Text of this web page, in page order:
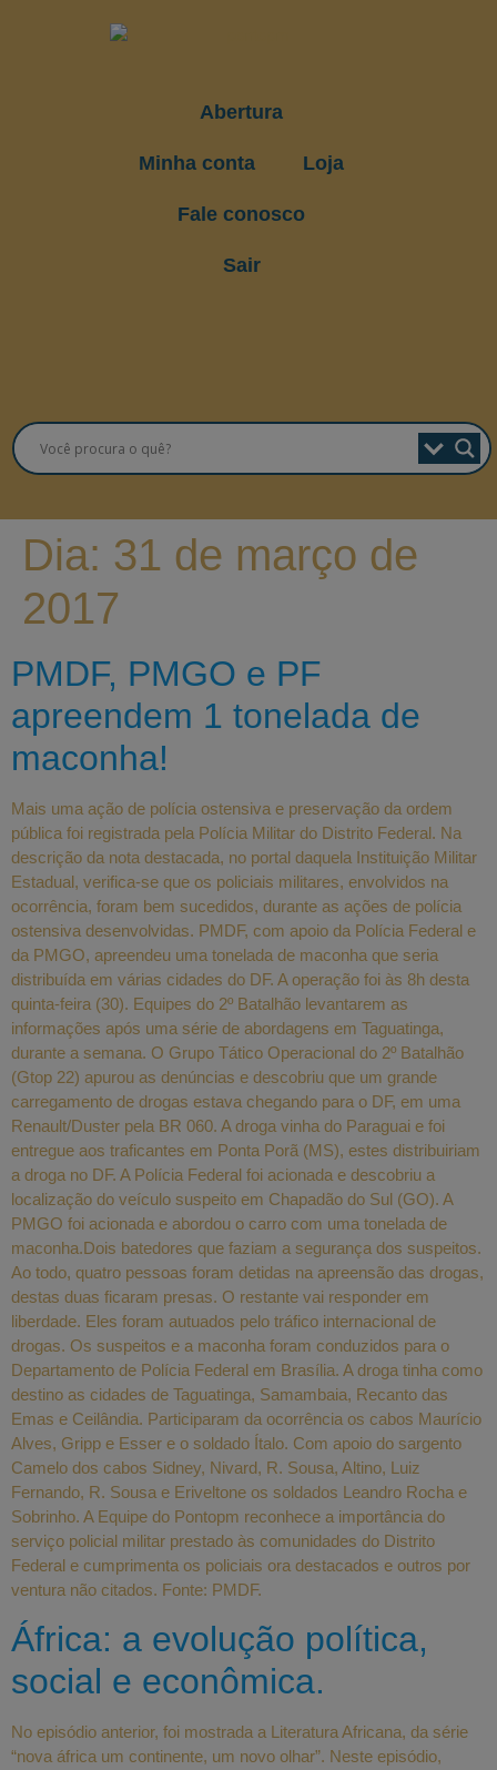
Abertura
Minha conta Loja
Fale conosco
Sair
Dia: 31 de março de
2017
PMDF, PMGO e PF
apreendem 1 tonelada de
maconha!
Mais uma ação de polícia ostensiva e preservação da ordem
pública foi registrada pela Polícia Militar do Distrito Federal. Na
descrição da nota destacada, no portal daquela Instituição Militar
Estadual, verifica-se que os policiais militares, envolvidos na
ocorrência, foram bem sucedidos, durante as ações de polícia
ostensiva desenvolvidas. PMDF, com apoio da Polícia Federal e
da PMGO, apreendeu uma tonelada de maconha que seria
distribuída em várias cidades do DF. A operação foi às 8h desta
quinta-feira (30). Equipes do 2º Batalhão levantarem as
informações após uma série de abordagens em Taguatinga,
durante a semana. O Grupo Tático Operacional do 2º Batalhão
(Gtop 22) apurou as denúncias e descobriu que um grande
carregamento de drogas estava chegando para o DF, em uma
Renault/Duster pela BR 060. A droga vinha do Paraguai e foi
entregue aos traficantes em Ponta Porã (MS), estes distribuiriam
a droga no DF. A Polícia Federal foi acionada e descobriu a
localização do veículo suspeito em Chapadão do Sul (GO). A
PMGO foi acionada e abordou o carro com uma tonelada de
maconha.Dois batedores que faziam a segurança dos suspeitos.
Ao todo, quatro pessoas foram detidas na apreensão das drogas,
destas duas ficaram presas. O restante vai responder em
liberdade. Eles foram autuados pelo tráfico internacional de
drogas. Os suspeitos e a maconha foram conduzidos para o
Departamento de Polícia Federal em Brasília. A droga tinha como
destino as cidades de Taguatinga, Samambaia, Recanto das
Emas e Ceilândia. Participaram da ocorrência os cabos Maurício
Alves, Gripp e Esser e o soldado Ítalo. Com apoio do sargento
Camelo dos cabos Sidney, Nivard, R. Sousa, Altino, Luiz
Fernando, R. Sousa e Eriveltone os soldados Leandro Rocha e
Sobrinho. A Equipe do Pontopm reconhece a importância do
serviço policial militar prestado às comunidades do Distrito
Federal e cumprimenta os policiais ora destacados e outros por
ventura não citados. Fonte: PMDF.
África: a evolução política,
social e econômica.
No episódio anterior, foi mostrada a Literatura Africana, da série
“nova áfrica um continente, um novo olhar”. Neste episódio,